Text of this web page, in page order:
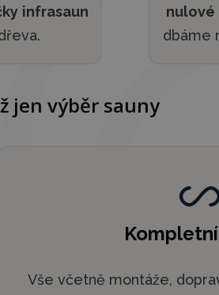
infrasaun
nulové
dbáme
jen výběr sauny
Vše včetně montáže,